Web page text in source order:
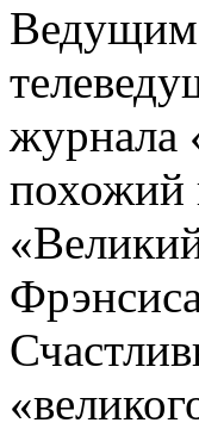
Ведущим
журнала
похожий